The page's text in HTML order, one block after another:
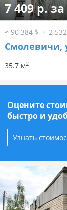
7 409 р.
≈ 90 384 $ 2
Смолевичи,
35.7 м2
Оцените
быстро и
Узнать